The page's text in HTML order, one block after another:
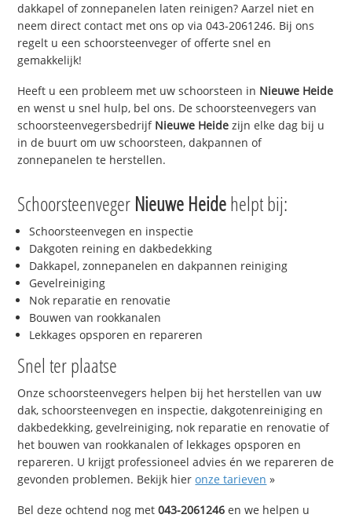
dakkapel of zonnepanelen laten reinigen? Aarzel niet en
neem direct contact met ons op via 043-2061246. Bij ons
regelt u een schoorsteenveger of offerte snel en
gemakkelijk!
Heeft u een probleem met uw schoorsteen in Nieuwe Heide
en wenst u snel hulp, bel ons. De schoorsteenvegers van
schoorsteenvegersbedrijf Nieuwe Heide zijn elke dag bij u
in de buurt om uw schoorsteen, dakpannen of
zonnepanelen te herstellen.
Schoorsteenveger Nieuwe Heidehelpt bij:
Schoorsteenvegen en inspectie
Dakgoten reining en dakbedekking
Dakkapel, zonnepanelen en dakpannen reiniging
Gevelreiniging
Nok reparatie en renovatie
Bouwen van rookkanalen
Lekkages opsporen en repareren
Snel ter plaatse
Onze schoorsteenvegers helpen bij het herstellen van uw
dak, schoorsteenvegen en inspectie, dakgotenreiniging en
dakbedekking, gevelreiniging, nok reparatie en renovatie of
het bouwen van rookkanalen of lekkages opsporen en
repareren. U krijgt professioneel advies én we repareren de
gevonden problemen. Bekijk hieronze tarieven »
Bel deze ochtend nog met043-2061246 en we helpen u